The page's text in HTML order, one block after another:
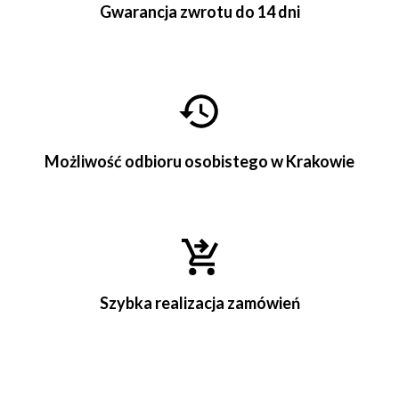
Gwarancja zwrotu do 14 dni
Możliwość odbioru osobistego w Krakowie
Szybka realizacja zamówień